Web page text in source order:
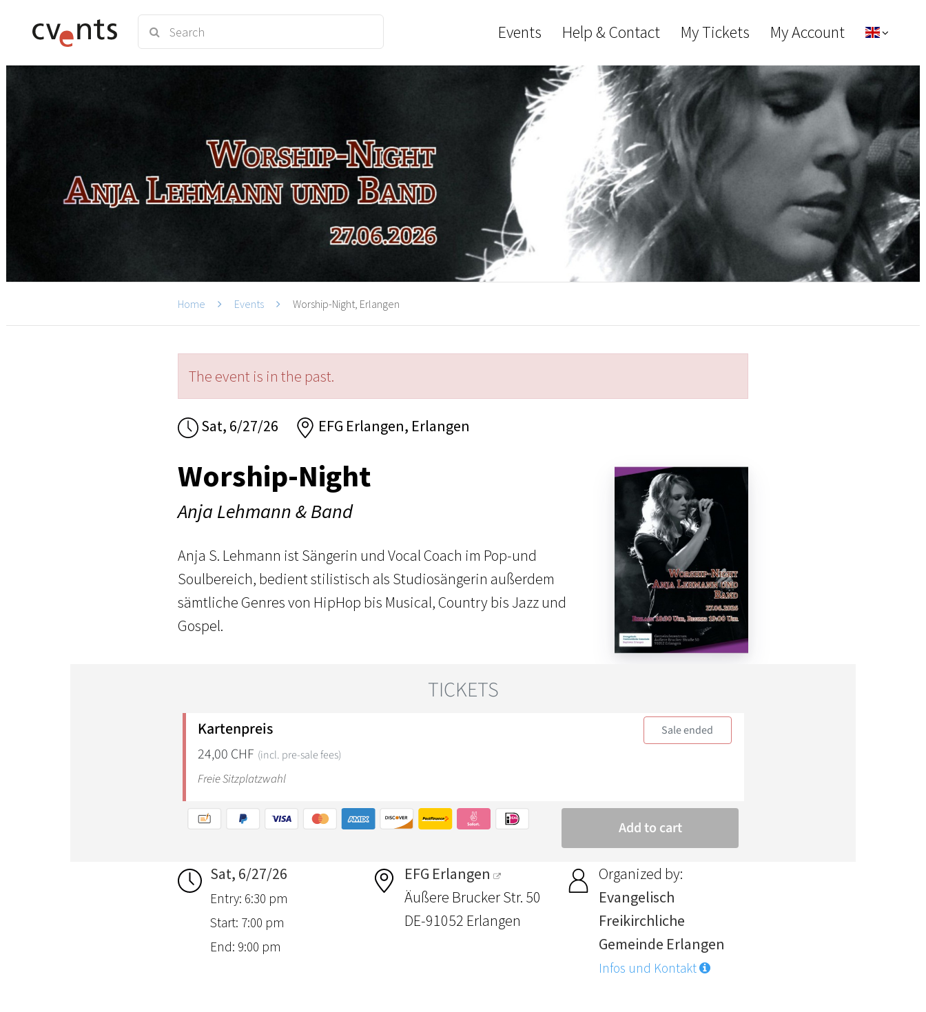
Events Help & Contact My Tickets My Account
Home Events Worship-Night, Erlangen
The event is in the past.
Sat, 6/27/26 EFG Erlangen, Erlangen
Worship-Night
Anja Lehmann & Band
Anja S. Lehmann ist Sängerin und Vocal Coach im Pop-und
Soulbereich, bedient stilistisch als Studiosängerin außerdem
sämtliche Genres von HipHop bis Musical, Country bis Jazz und
Gospel.
Sat, 6/27/26
Entry: 6:30 pm
Start: 7:00 pm
End: 9:00 pm
EFG Erlangen
Äußere Brucker Str. 50
DE-91052 Erlangen
Organized by:
Evangelisch
Freikirchliche
Gemeinde Erlangen
Infos und Kontakt